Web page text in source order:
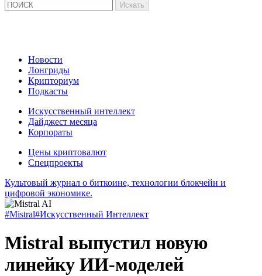
Новости
Лонгриды
Крипториум
Подкасты
Искусственный интеллект
Дайджест месяца
Корпораты
Цены криптовалют
Спецпроекты
Культовый журнал о биткоине, технологии блокчейн и
цифровой экономике.
#Mistral#Искусственный Интеллект
Mistral выпустил новую
линейку ИИ-моделей